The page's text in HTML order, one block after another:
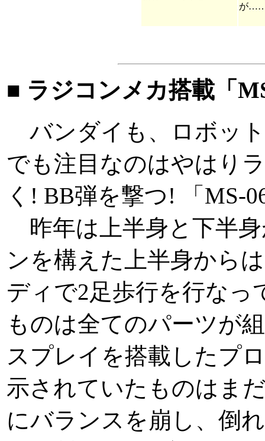
が
■ ラジコンメカ搭載「
バンダイも、ロボッ
でも注目なのはやはり
く! BB弾を撃つ! 「MS-
昨年は上半身と下半
ンを構えた上半身から
ディで2足歩行を行なっ
ものは全てのパーツが
スプレイを搭載したプ
示されていたものはま
にバランスを崩し、倒